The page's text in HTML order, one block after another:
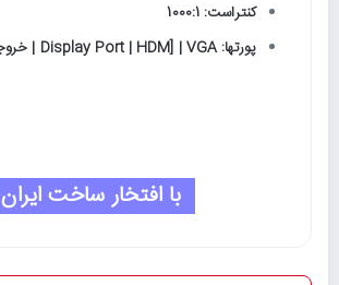
کنتراست: 1000:1
پورتها: Display Port | HDM] | VGA | خروجی هدفون
با افتخار ساخت ایران